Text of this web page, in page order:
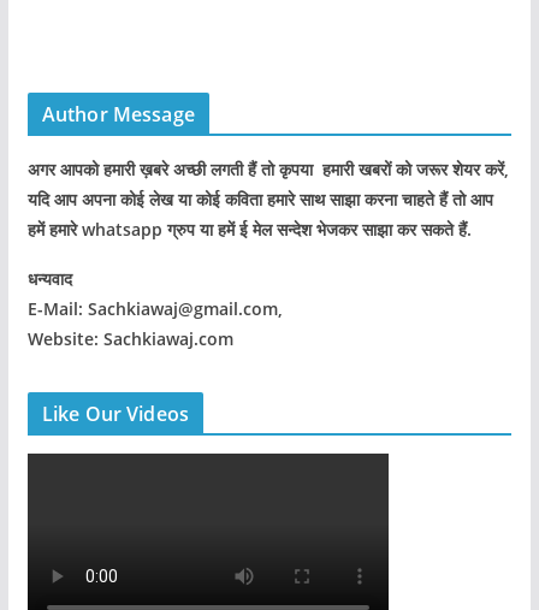
Author Message
अगर आपको हमारी ख़बरे अच्छी लगती हैं तो कृपया हमारी खबरों को जरूर शेयर करें,
यदि आप अपना कोई लेख या कोई कविता हमारे साथ साझा करना चाहते हैं तो आप
हमें हमारे whatsapp ग्रुप या हमें ई मेल सन्देश भेजकर साझा कर सकते हैं.
धन्यवाद
E-Mail: Sachkiawaj@gmail.com,
Website: Sachkiawaj.com
Like Our Videos